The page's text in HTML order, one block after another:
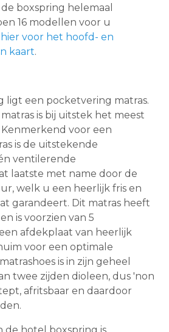
boxspring helemaal
16 modellen voor u
hier voor het hoofd- en
kaart.
ligt een pocketvering matras.
is bij uitstek het meest
voor een
is de uitstekende
ventilerende
laatste met name door de
welk u een heerlijk fris en
garandeert. Dit matras heeft
is voorzien van 5
afdekplaat van heerlijk
voor een optimale
is in zijn geheel
twee zijden dioleen, dus 'non
afritsbaar en daardoor